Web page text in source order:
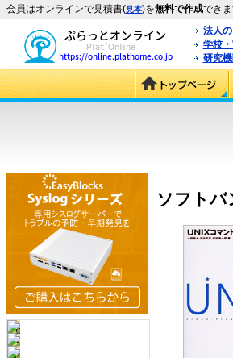
会員はオンラインで見積書(見本)を無料で作成でき
法人
学校
研究
ソフトバ